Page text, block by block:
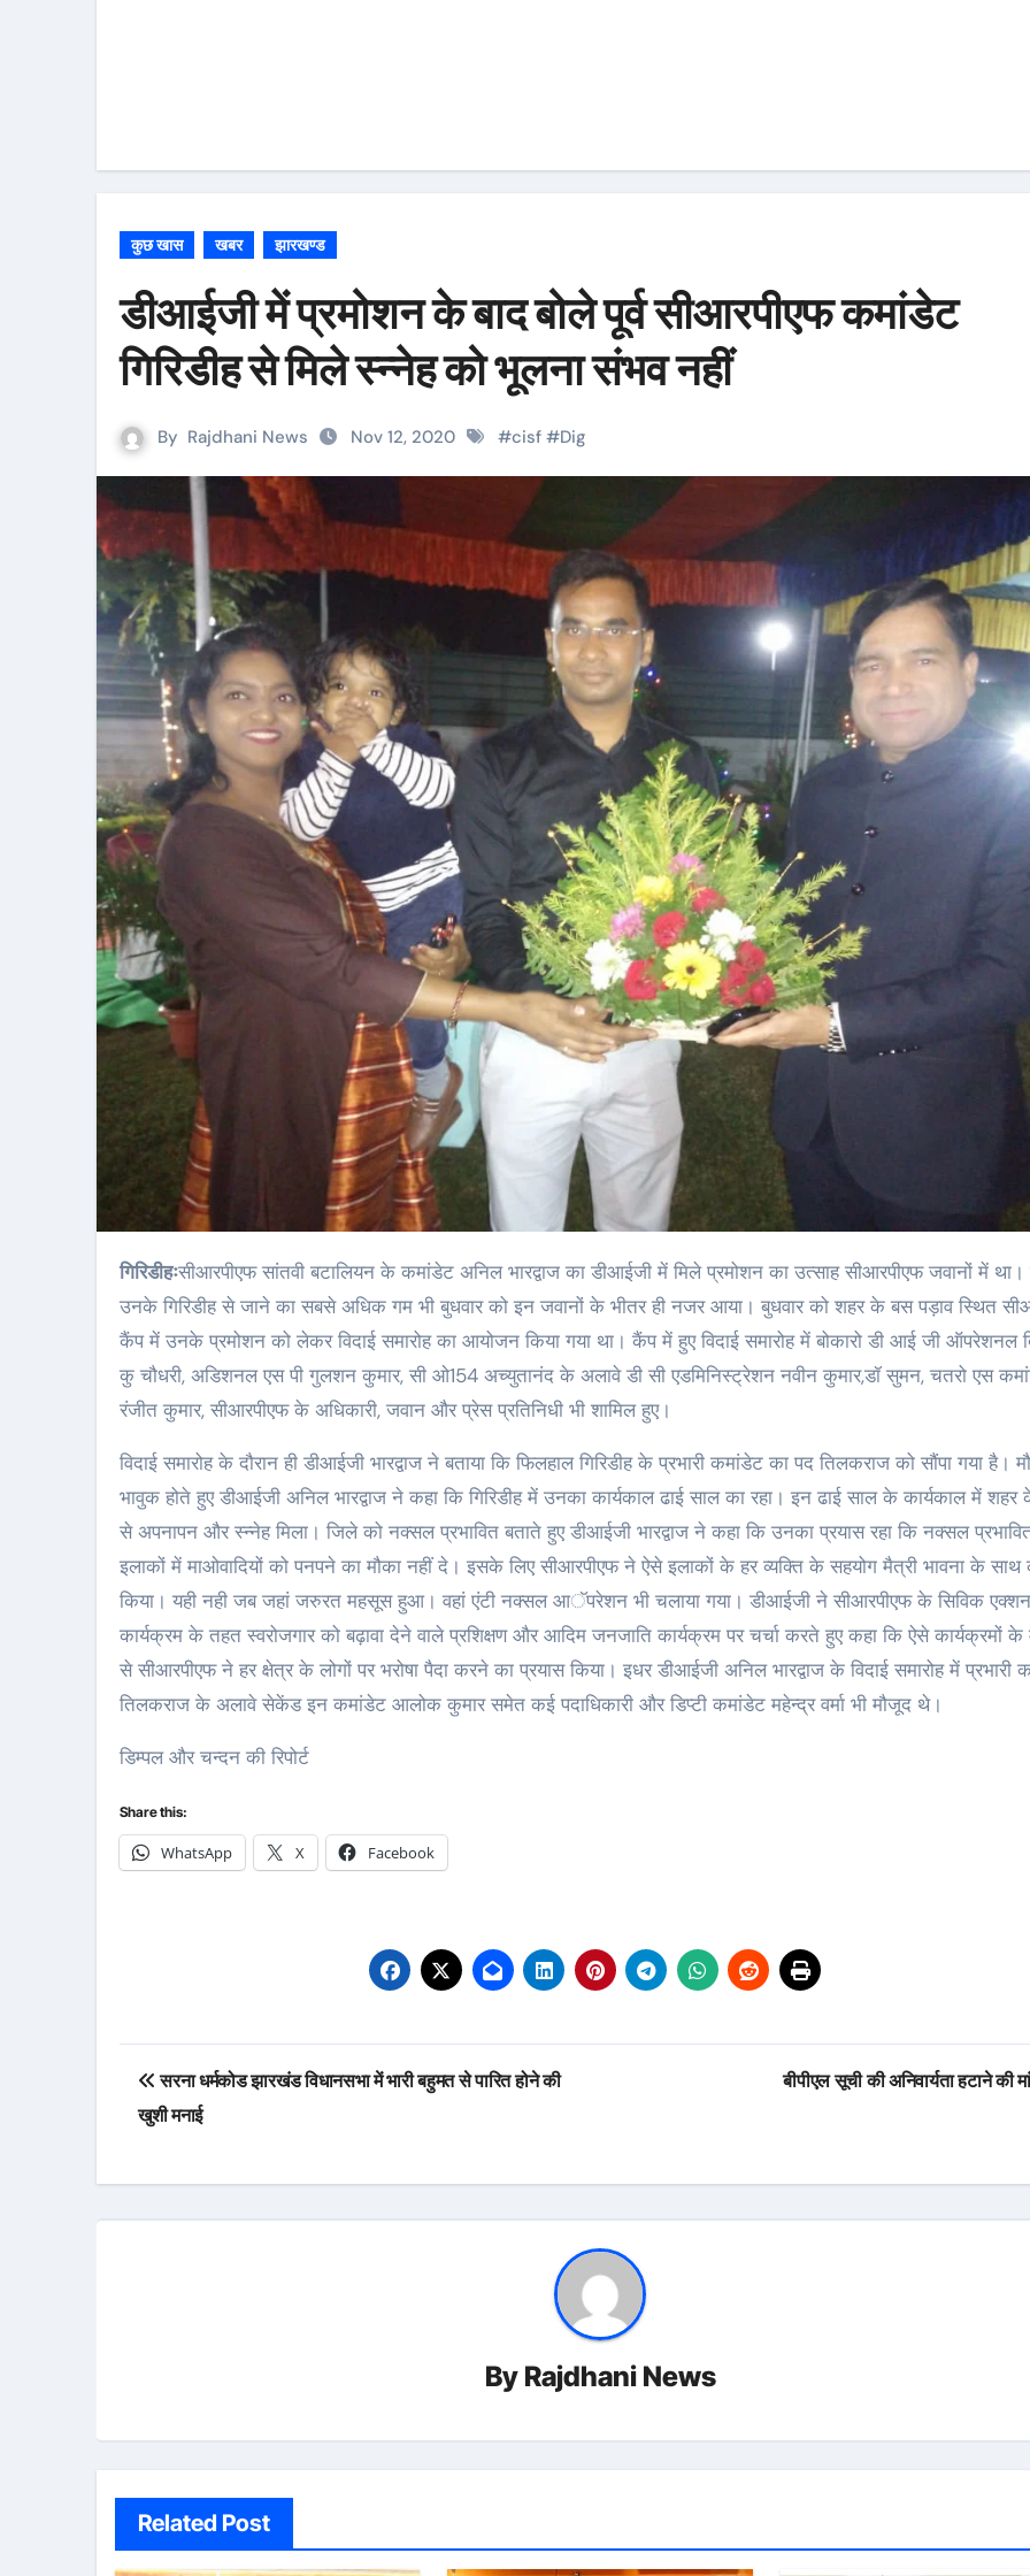
कुछ खास खबर झारखण्ड
डीआईजी में प्रमोशन के बाद बोले पूर्व सीआरपीएफ कमांडेट
गिरिडीह से मिले स्न्नेह को भूलना संभव नहीं
By Rajdhani News Nov 12, 2020 #cisf #Dig
गिरिडीहःसीआरपीएफ सांतवी बटालियन के कमांडेट अनिल भारद्वाज का डीआईजी में मिले प्रमोशन का उत्साह सीआरपीएफ जवानों में था।
उनके गिरिडीह से जाने का सबसे अधिक गम भी बुधवार को इन जवानों के भीतर ही नजर आया। बुधवार को शहर के बस पड़ाव स्थित
कैंप में उनके प्रमोशन को लेकर विदाई समारोह का आयोजन किया गया था। कैंप में हुए विदाई समारोह में बोकारो डी आई जी ऑपरेशनल
कु चौधरी, अडिशनल एस पी गुलशन कुमार, सी ओ154 अच्युतानंद के अलावे डी सी एडमिनिस्ट्रेशन नवीन कुमार,डॉ सुमन, चतरो एस
रंजीत कुमार, सीआरपीएफ के अधिकारी, जवान और प्रेस प्रतिनिधी भी शामिल हुए।
विदाई समारोह के दौरान ही डीआईजी भारद्वाज ने बताया कि फिलहाल गिरिडीह के प्रभारी कमांडेट का पद तिलकराज को सौंपा गया है।
भावुक होते हुए डीआईजी अनिल भारद्वाज ने कहा कि गिरिडीह में उनका कार्यकाल ढाई साल का रहा। इन ढाई साल के कार्यकाल में शहर
से अपनापन और स्न्नेह मिला। जिले को नक्सल प्रभावित बताते हुए डीआईजी भारद्वाज ने कहा कि उनका प्रयास रहा कि नक्सल
इलाकों में माओवादियों को पनपने का मौका नहीं दे। इसके लिए सीआरपीएफ ने ऐसे इलाकों के हर व्यक्ति के सहयोग मैत्री भावना के साथ
किया। यही नही जब जहां जरुरत महसूस हुआ। वहां एंटी नक्सल आॅपरेशन भी चलाया गया। डीआईजी ने सीआरपीएफ के सिविक एक्शन
कार्यक्रम के तहत स्वरोजगार को बढ़ावा देने वाले प्रशिक्षण और आदिम जनजाति कार्यक्रम पर चर्चा करते हुए कहा कि ऐसे कार्यक्रमों के
से सीआरपीएफ ने हर क्षेत्र के लोगों पर भरोषा पैदा करने का प्रयास किया। इधर डीआईजी अनिल भारद्वाज के विदाई समारोह में प्रभारी
तिलकराज के अलावे सेकेंड इन कमांडेट आलोक कुमार समेत कई पदाधिकारी और डिप्टी कमांडेट महेन्द्र वर्मा भी मौजूद थे।
डिम्पल और चन्दन की रिपोर्ट
Share this:
WhatsApp X Facebook
Post
navigation
सरना धर्मकोड झारखंड विधानसभा में भारी बहुमत से पारित होने की
खुशी मनाई
बीपीएल सूची की अनिवार्यता हटाने की
By Rajdhani News
Related Post